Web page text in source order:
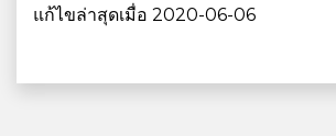
แก้ไขล่าสุดเมื่อ 2020-06-06